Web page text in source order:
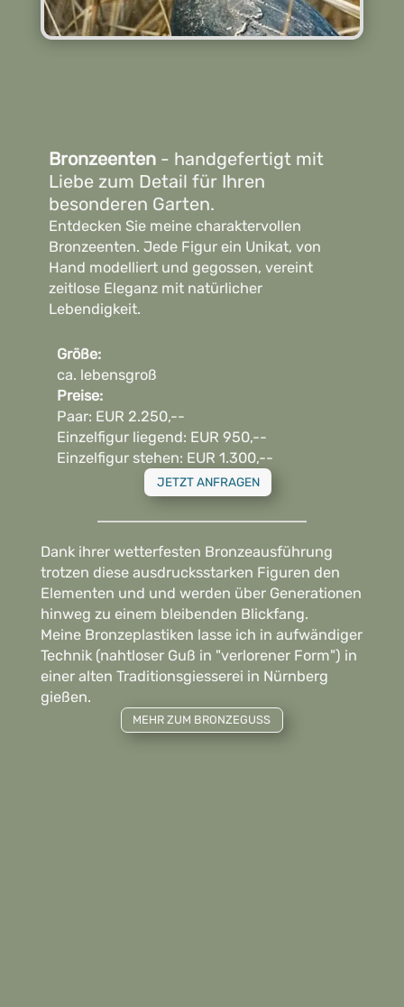
Bronzeenten- handgefertigt mit
Liebe zum Detail für Ihren
besonderen Garten.
Entdecken Sie meine charaktervollen
Bronzeenten. Jede Figur ein Unikat, von
Hand modelliert und gegossen, vereint
zeitlose Eleganz mit natürlicher
Lebendigkeit.
Größe:
ca. lebensgroß
Preise:
Paar: EUR 2.250,--
Einzelfigur liegend: EUR 950,--
Einzelfigur stehen: EUR 1.300,--
JETZT ANFRAGEN
Dank ihrer wetterfesten Bronzeausführung
trotzen diese ausdrucksstarken Figuren den
Elementen und und werden über Generationen
hinweg zu einem bleibenden Blickfang.
Meine Bronzeplastiken lasse ich in aufwändiger
Technik (nahtloser Guß in "verlorener Form") in
einer alten Traditionsgiesserei in Nürnberg
gießen.
MEHR ZUM BRONZEGUSS